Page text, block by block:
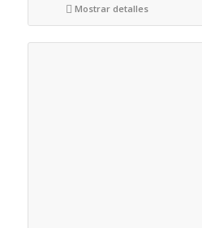
Mostrar detalles